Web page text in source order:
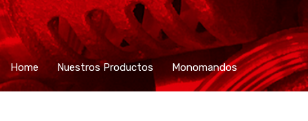
Home Nuestros Productos Monomandos